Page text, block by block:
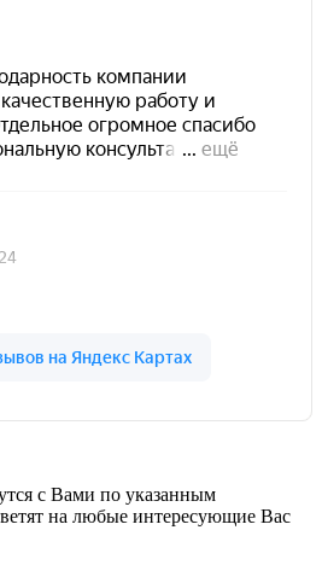
с Вами по указанным
на любые интересующие Вас